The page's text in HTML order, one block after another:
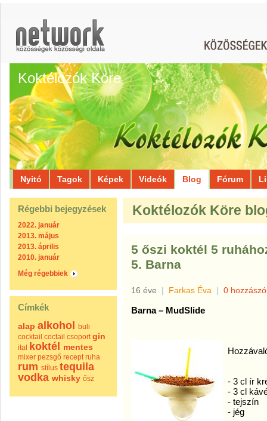
Koktélozók Köre
Nyitó Tagok Képek Videók Blog Fórum
Régebbi bejegyzések
2022. január
2013. május
2013. április
2010. január
Még régebbiek
Címkék
alap alkohol
buli
cocktail coctail csoport gin
ital koktél mentes
mixer pezsgő recept ruha
rum stílus tequila
vodka whisky ősz
Koktélozók Köre
5 őszi koktél 5
5. Barna
16 éve | Farkas Éva | 0
Barna – MudSlide
- 3 cl ír
- 3 cl
- tejszín
- jég